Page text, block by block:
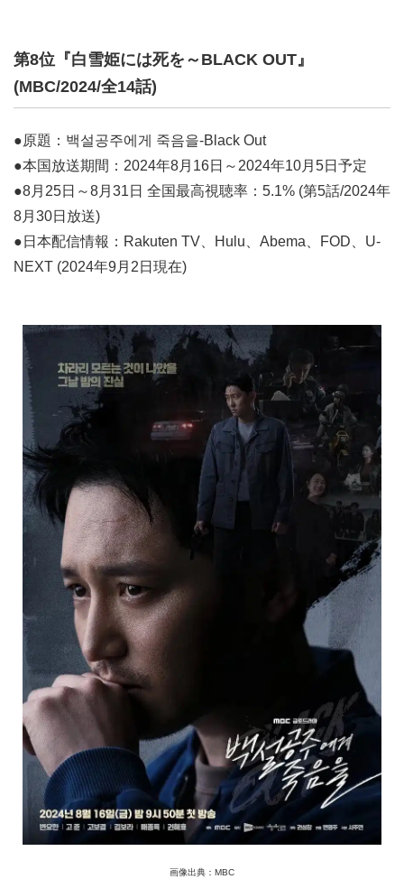
第8位『白雪姫には死を～BLACK OUT』
(MBC/2024/全14話)
●原題：백설공주에게 죽음을-Black Out
●本国放送期間：2024年8月16日～2024年10月5日予定
●8月25日～8月31日 全国最高視聴率：5.1% (第5話/2024年
8月30日放送)
●日本配信情報：Rakuten TV、Hulu、Abema、FOD、U-
NEXT (2024年9月2日現在)
画像出典：MBC